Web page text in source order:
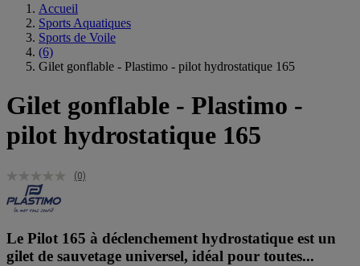
Accueil
Sports Aquatiques
Sports de Voile
(6)
Gilet gonflable - Plastimo - pilot hydrostatique 165
Gilet gonflable - Plastimo -
pilot hydrostatique 165
(0)
Le Pilot 165 à déclenchement hydrostatique est un
gilet de sauvetage universel, idéal pour toutes...